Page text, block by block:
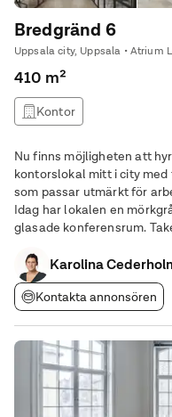
Bredgränd 6
Uppsala city, Uppsala • Atrium
410 m²
Kontor
Nu finns möjligheten att
kontorslokal mitt i city
som passar utmärkt för
Idag har lokalen en
glasade konferensrum.
Lokalen har två entréer
Karolina
Kontakta annonsören